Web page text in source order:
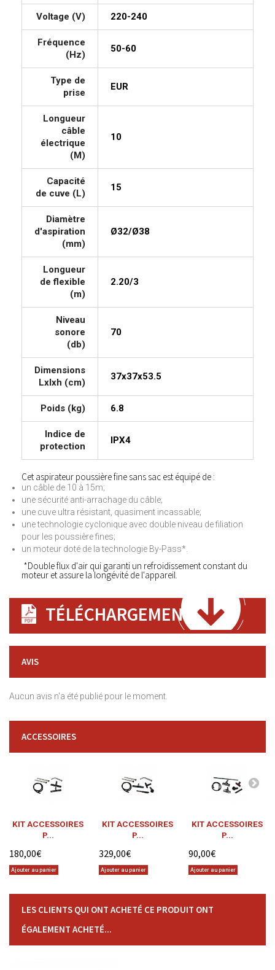
Voltage (V) 220-240
Fréquence
(Hz)
50-60
Type de
prise
EUR
Longueur
câble
électrique
(M)
10
Capacité
de cuve (L)
15
Diamètre
d'aspiration
(mm)
Ø32/Ø38
Longueur
de flexible
(m)
2.20/3
Niveau
sonore
(db)
70
Dimensions
Lxlxh (cm)
37x37x53.5
Poids (kg) 6.8
Indice de
protection
IPX4
Cet aspirateur poussière fine sans sac est équipé de :
un câble de 10 à 15m;
une sécurité anti-arrachage du câble;
une cuve ultra résistant, quasiment incassable;
une technologie cyclonique avec double niveau de filiation
pour les poussière fines;
un moteur doté de la technologie By-Pass*.
*Double flux d'air qui garanti un refroidissement constant du
moteur et assure la longévité de l'appareil.
TÉLÉCHARGEMENT
AVIS
Aucun avis n'a été publié pour le moment.
ACCESSOIRES
KIT ACCESSOIRES
P...
180,00€
Ajouter au panier
KIT ACCESSOIRES
P...
329,00€
Ajouter au panier
KIT ACCESSOIRES
P...
90,00€
Ajouter au panier
LES CLIENTS QUI ONT ACHETÉ CE PRODUIT ONT
ÉGALEMENT ACHETÉ...